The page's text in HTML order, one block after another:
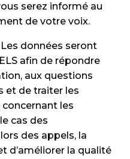
serez informé au
de votre voix.
Les données seront
afin de répondre
aux questions
et de traiter les
les
cas des
des appels, la
d’améliorer la qualité